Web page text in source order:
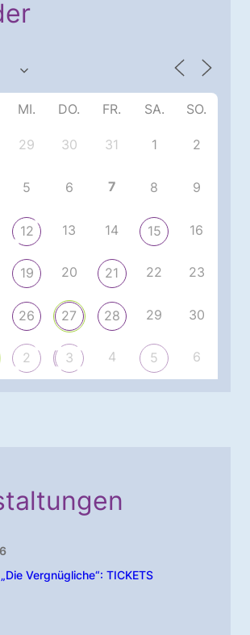
MI. DO. FR. SA. SO.
29 30 31 1 2
5 6 7 8 9
12 13 14 15 16
19 20 21 22 23
26 27 28 29 30
2 3 4 5 6
Vergnügliche“: TICKETS